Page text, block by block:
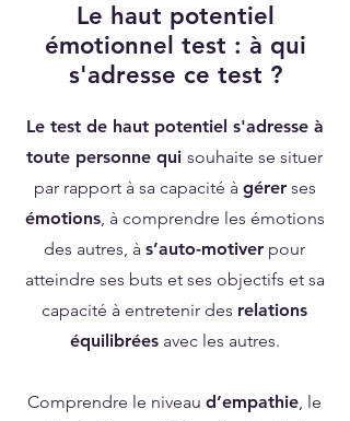
​Le haut potentiel
émotionnel test : à qui
s'adresse ce test ?
Le test de haut potentiel s'adresse à
toute personne qui souhaite se situer
par rapport à sa capacité à gérerses
émotions, à comprendre les émotions
des autres, à s’auto-motiver pour
atteindre ses buts et ses objectifs et sa
capacité à entretenir des relations
équilibréesavec les autres.
Comprendre le niveau d’empathie, le